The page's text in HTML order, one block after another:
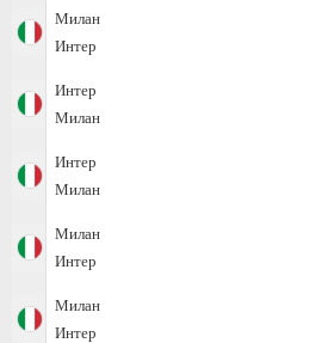
Милан
Интер
Интер
Милан
Интер
Милан
Милан
Интер
Милан
Интер